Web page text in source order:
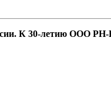
К 30-летию ООО РН-